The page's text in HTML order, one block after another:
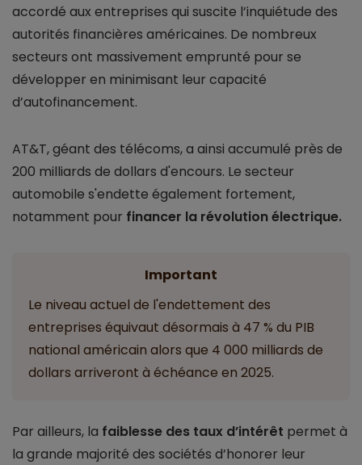
accordé aux entreprises qui suscite l’inquiétude des
autorités financières américaines. De nombreux
secteurs ont massivement emprunté pour se
développer en minimisant leur capacité
d’autofinancement.
AT&T, géant des télécoms, a ainsi accumulé près de
200 milliards de dollars d'encours. Le secteur
automobile s'endette également fortement,
notamment pour financer la révolution électrique.
Important
Le niveau actuel de l'endettement des
entreprises équivaut désormais à 47 % du PIB
national américain alors que 4 000 milliards de
dollars arriveront à échéance en 2025.
Par ailleurs, la faiblesse des taux d’intérêt permet à
la grande majorité des sociétés d’honorer leur